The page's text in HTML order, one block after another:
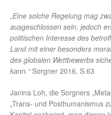
„Eine solche Regelung mag
ausgeschlossen sein, jedoch
politischen Interesse des
Land mit einer besonders
des globalen Wettbewerbs
kann.“ Sorgner 2016, S.63
Janina Loh, die Sorgners
„Trans- und Posthumanismus